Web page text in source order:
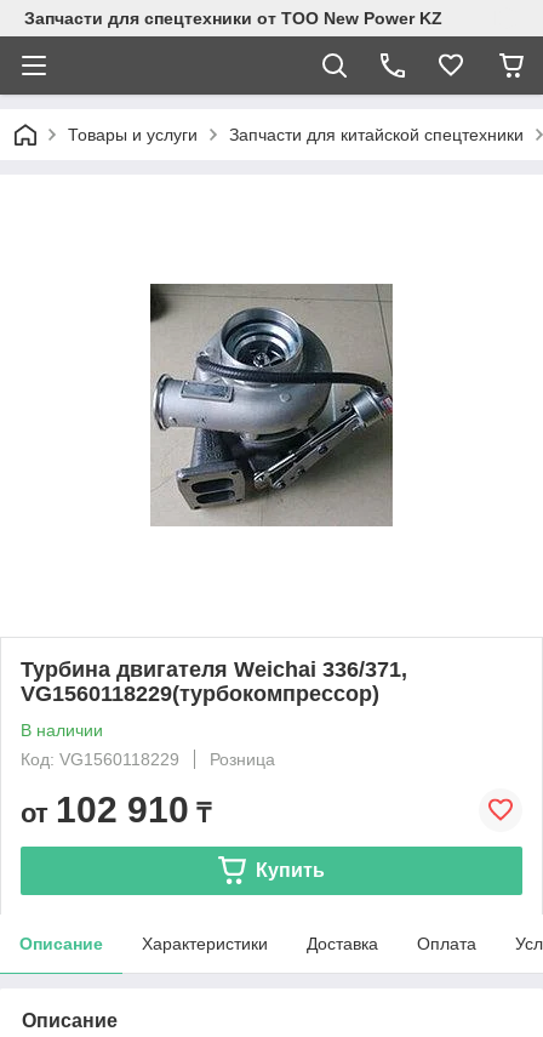
Запчасти для спецтехники от ТОО New Power KZ
Товары и услуги Запчасти для китайской спецтехники
Турбина двигателя Weichai 336/371,
VG1560118229(турбокомпрессор)
В наличии
Код: VG1560118229
Розница
от 102 910 ₸
Купить
Описание Характеристики Доставка Оплата
Описание